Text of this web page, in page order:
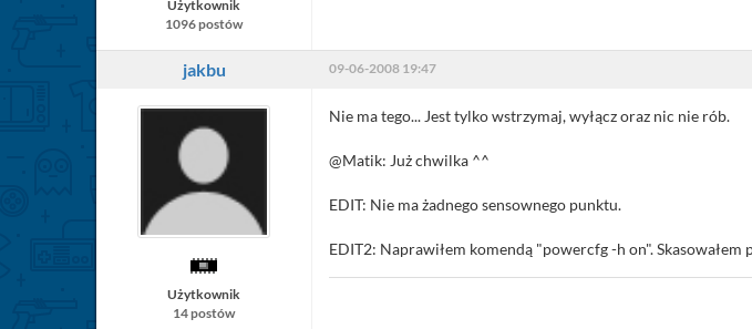
Użytkownik
1096 postów
jakbu 09-06-2008 19:47
Użytkownik
14 postów
Nie ma tego... Jest tylko wstrzymaj, wyłącz oraz nic nie rób.
@Matik: Już chwilka ^^
EDIT: Nie ma żadnego sensownego punktu.
EDIT2: Naprawiłem komendą "powercfg -h on".